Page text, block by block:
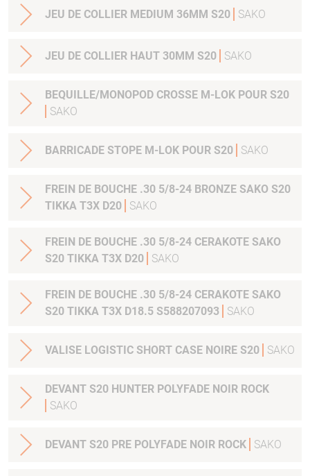
JEU DE COLLIER MEDIUM 36MM S20 SAKO
JEU DE COLLIER HAUT 30MM S20 SAKO
BEQUILLE/MONOPOD CROSSE M-LOK POUR S20
SAKO
BARRICADE STOPE M-LOK POUR S20 SAKO
FREIN DE BOUCHE .30 5/8-24 BRONZE SAKO S20
TIKKA T3X D20
SAKO
FREIN DE BOUCHE .30 5/8-24 CERAKOTE SAKO
S20 TIKKA T3X D20
SAKO
FREIN DE BOUCHE .30 5/8-24 CERAKOTE SAKO
S20 TIKKA T3X D18.5 S588207093
SAKO
VALISE LOGISTIC SHORT CASE NOIRE S20 SAKO
DEVANT S20 HUNTER POLYFADE NOIR ROCK
SAKO
DEVANT S20 PRE POLYFADE NOIR ROCK SAKO